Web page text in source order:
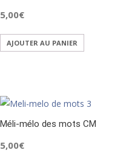
5,00€
AJOUTER AU PANIER
Méli-mélo des mots CM
5,00€